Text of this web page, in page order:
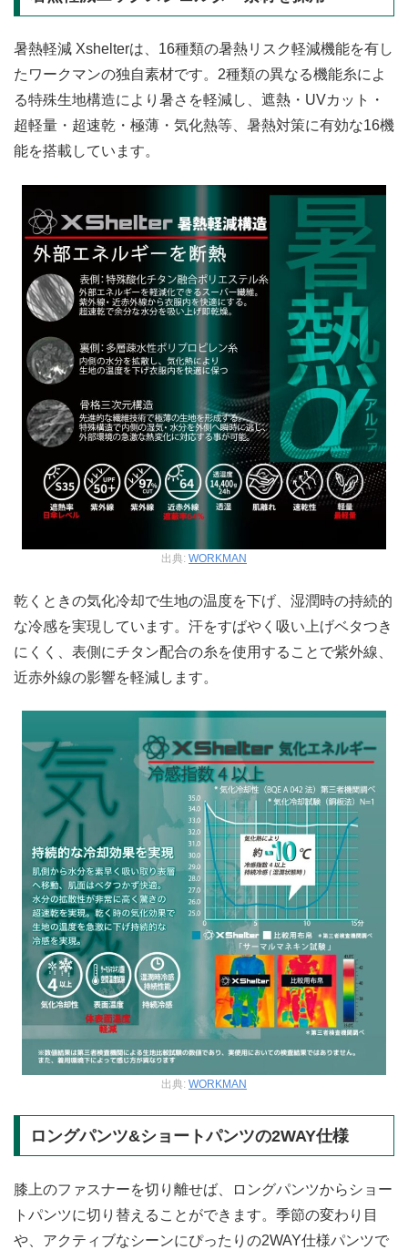
暑熱軽減 Xshelterは、16種類の暑熱リスク軽減機能を有し
たワークマンの独自素材です。2種類の異なる機能糸によ
る特殊生地構造により暑さを軽減し、遮熱・UVカット・
超軽量・超速乾・極薄・気化熱等、暑熱対策に有効な16機
能を搭載しています。
出典: WORKMAN
乾くときの気化冷却で生地の温度を下げ、湿潤時の持続的
な冷感を実現しています。汗をすばやく吸い上げベタつき
にくく、表側にチタン配合の糸を使用することで紫外線、
近赤外線の影響を軽減します。
出典: WORKMAN
ロングパンツ&ショートパンツの2WAY仕様
膝上のファスナーを切り離せば、ロングパンツからショー
トパンツに切り替えることができます。季節の変わり目
や、アクティブなシーンにぴったりの2WAY仕様パンツで